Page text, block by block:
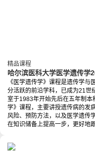
精品课程
哈尔滨医科大学医学遗传学
《医学遗传学》课程是遗传学
分活跃的前沿学科，已成为21世
室于1983年开始先后在五年制
学》课程，主要讲授遗传病的发
风险、预防方法，以及医学遗传
在知识储备上提高一步，更好地